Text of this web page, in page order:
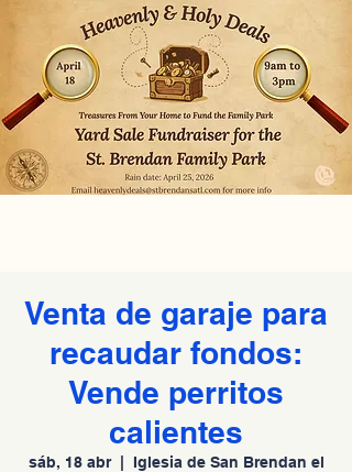
Venta de garaje para
recaudar fondos:
Vende perritos
calientes
sáb, 18 abr
  |
Iglesia de San Brendan el